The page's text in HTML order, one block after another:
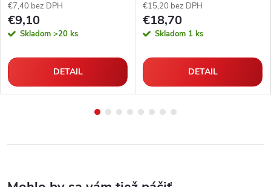
€7,40 bez DPH
€9,10
Skladom >20 ks
DETAIL
€15,20 bez DPH
€18,70
Skladom 1 ks
DETAIL